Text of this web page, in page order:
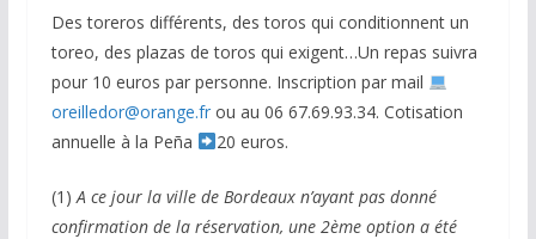
Des toreros différents, des toros qui conditionnent un
toreo, des plazas de toros qui exigent…Un repas suivra
pour 10 euros par personne. Inscription par mail
oreilledor@orange.frou au 06 67.69.93.34. Cotisation
annuelle à la Peña
20 euros.
(1) A ce jour la ville de Bordeaux n’ayant pas donné
confirmation de la réservation, une 2ème option a été